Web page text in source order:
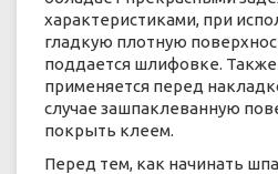
характеристиками, при
гладкую плотную
поддается шлифовке.
применяется перед
случае зашпаклеванную
покрыть клеем.
Перед тем, как начинать